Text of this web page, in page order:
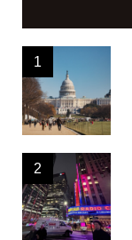
1
2